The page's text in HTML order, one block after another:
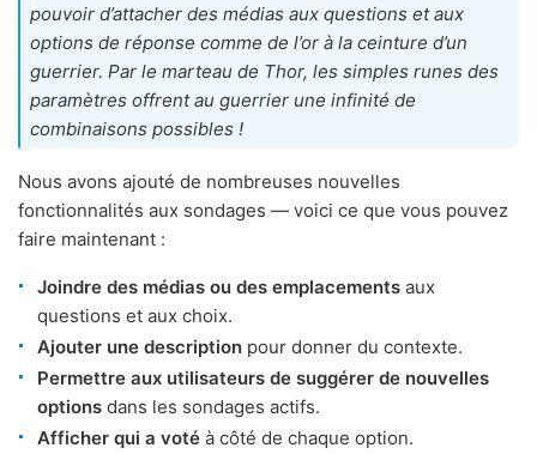
pouvoir d’attacher des médias aux questions et aux
options de réponse comme de l’or à la ceinture d’un
guerrier. Par le marteau de Thor, les simples runes des
paramètres offrent au guerrier une infinité de
combinaisons possibles !
Nous avons ajouté de nombreuses nouvelles
fonctionnalités aux sondages — voici ce que vous pouvez
faire maintenant :
Joindre des médias ou des emplacements aux
questions et aux choix.
Ajouter une description pour donner du contexte.
Permettre aux utilisateurs de suggérer de nouvelles
options dans les sondages actifs.
Afficher qui a voté à côté de chaque option.